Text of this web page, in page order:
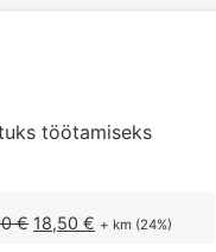
töötamiseks
€ 18,50 € + km (24%)